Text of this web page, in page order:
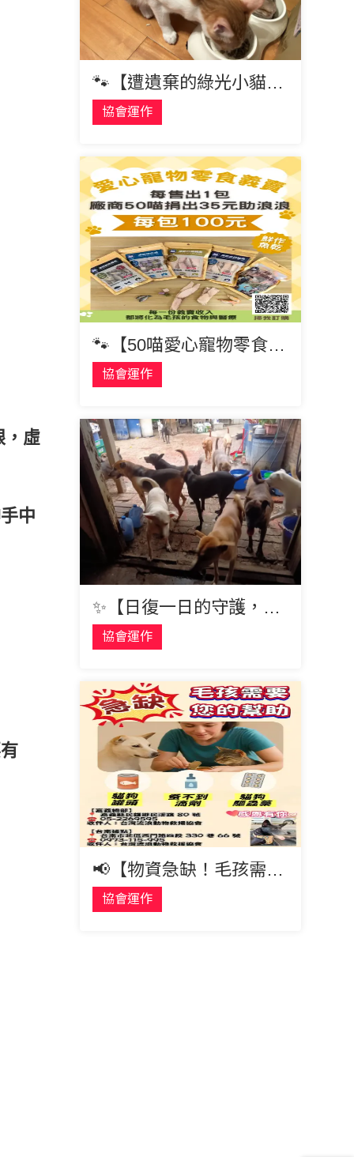
，虛
中
🐾【遭遺棄的綠光小貓們的幸福續集】🐾
協會運作
🐾【50喵愛心寵物零食義賣】🐾
協會運作
✨【日復一日的守護，只為毛孩更幸福】✨
協會運作
📢【物資急缺！毛孩需要您的幫助】
協會運作